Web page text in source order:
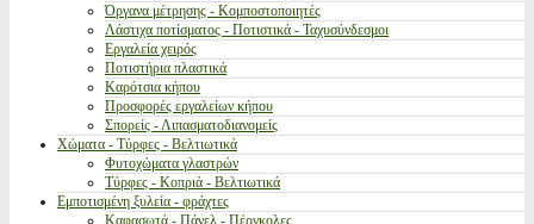
Όργανα μέτρησης - Κομποστοποιητές
Λάστιχα ποτίσματος - Ποτιστικά - Ταχυσύνδεσμοι
Εργαλεία χειρός
Ποτιστήρια πλαστικά
Καρότσια κήπου
Προσφορές εργαλείων κήπου
Σπορείς - Λιπασματοδιανομείς
Χώματα - Τύρφες - Βελτιωτικά
Φυτοχώματα γλαστρών
Τύρφες - Κοπριά - Βελτιωτικά
Εμποτισμένη ξυλεία - φράχτες
Καφασωτά - Πάνελ - Πέργκολες